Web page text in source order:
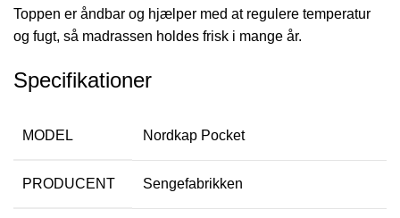
Toppen er åndbar og hjælper med at regulere temperatur
og fugt, så madrassen holdes frisk i mange år.
Specifikationer
MODEL Nordkap Pocket
PRODUCENT Sengefabrikken